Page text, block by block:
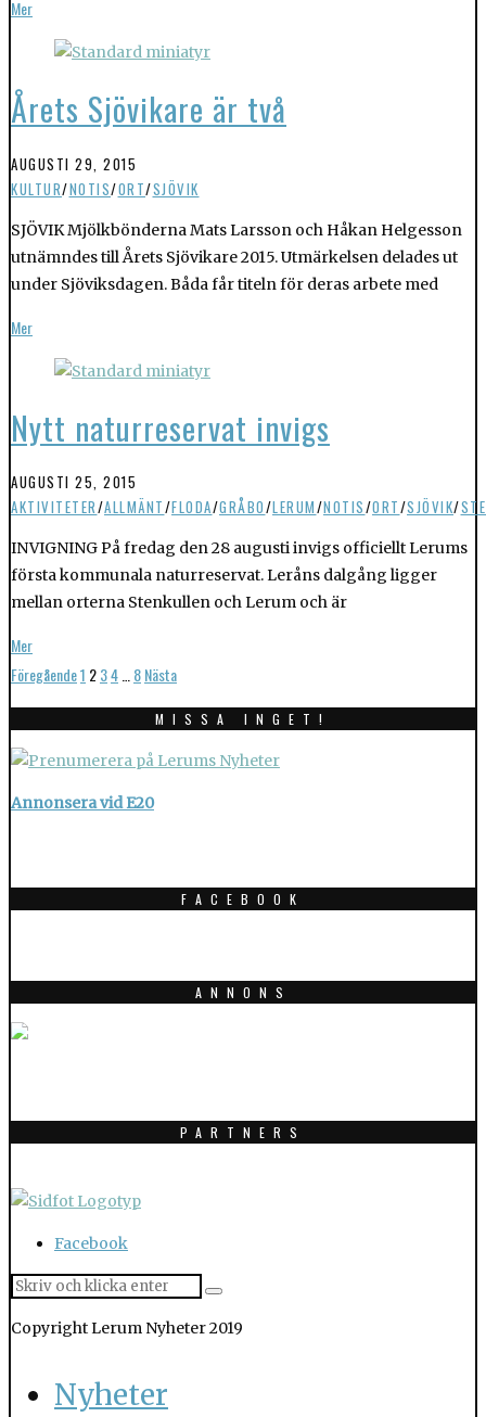
Mer
Årets Sjövikare är två
AUGUSTI 29, 2015
KULTUR/NOTIS/ORT/SJÖVIK
SJÖVIK Mjölkbönderna Mats Larsson och Håkan Helgesson
utnämndes till Årets Sjövikare 2015. Utmärkelsen delades ut
under Sjöviksdagen. Båda får titeln för deras arbete med
Mer
Nytt naturreservat invigs
AUGUSTI 25, 2015
AKTIVITETER/ALLMÄNT/FLODA/GRÅBO/LERUM/NOTIS/ORT/SJÖVIK/
INVIGNING På fredag den 28 augusti invigs officiellt Lerums
första kommunala naturreservat. Leråns dalgång ligger
mellan orterna Stenkullen och Lerum och är
Mer
Föregående1 234…8Nästa
MISSA INGET!
Annonsera vid E20
FACEBOOK
ANNONS
PARTNERS
Facebook
Copyright Lerum Nyheter 2019
Nyheter